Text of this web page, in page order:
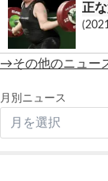
正
→その他のニュー
月別ニュース